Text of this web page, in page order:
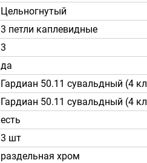
Цельногнутый
3 петли каплевидные
3
да
Гардиан 50.11 сувальдный (4
Гардиан 50.11 сувальдный (4
есть
3 шт
раздельная хром